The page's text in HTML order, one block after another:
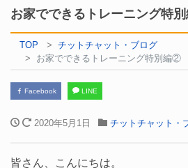
お家でできるトレーニング特
TOP
チットチャット・ブログ
お家でできるトレーニング特別編②
Facebook LINE
2020年5月1日 チットチャット・
皆さん、こんにちは。